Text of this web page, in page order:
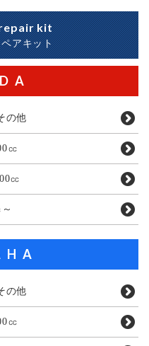
kit
アキット
の他
㏄
㏄
の他
㏄